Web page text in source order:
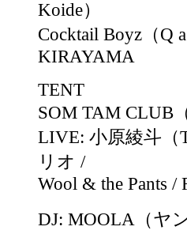
Koide）
Cocktail Boyz（Q
KIRAYAMA
TENT
SOM TAM CLUB
LIVE: 小原綾斗（
リオ /
Wool & the Pants /
DJ: MOOLA（ヤ